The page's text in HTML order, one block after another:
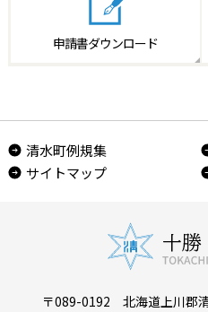
申請書ダウンロード
清水町例規集
サイトマップ
〒089-0192 北海道上川郡